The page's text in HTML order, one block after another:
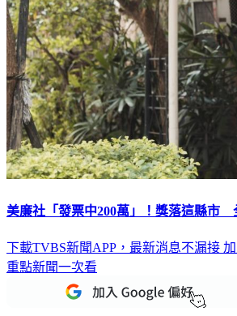
美廉社「發票中200萬」！獎落這縣市
下載TVBS新聞APP，最新消息不漏接
重點新聞一次看